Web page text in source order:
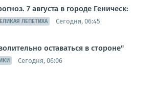
7 августа в городе Геническ:
ЛЕПЕТИХА Сегодня, 06:45
оставаться в стороне"
Сегодня, 06:06